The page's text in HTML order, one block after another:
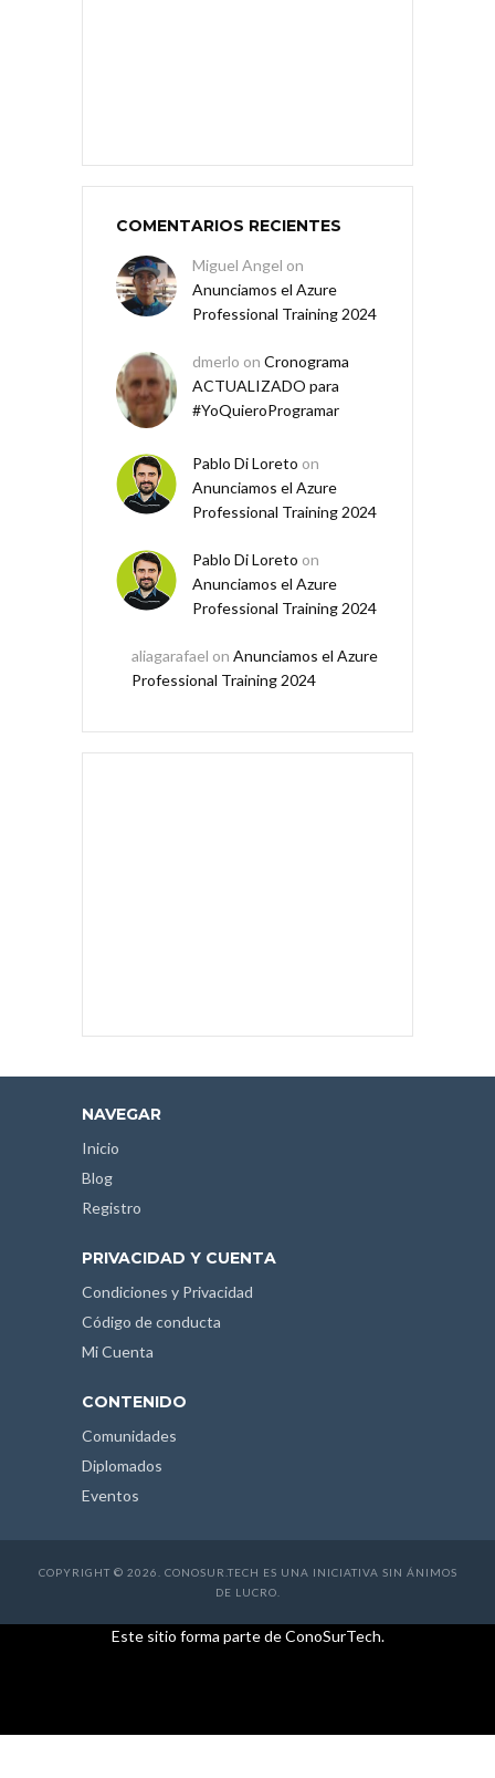
COMENTARIOS RECIENTES
Miguel Angel on
Anunciamos el Azure
Professional Training 2024
dmerlo on Cronograma
ACTUALIZADO para
#YoQuieroProgramar
Pablo Di Loreto on
Anunciamos el Azure
Professional Training 2024
Pablo Di Loreto on
Anunciamos el Azure
Professional Training 2024
aliagarafael on Anunciamos el Azure
Professional Training 2024
NAVEGAR
Inicio
Blog
Registro
PRIVACIDAD Y CUENTA
Condiciones y Privacidad
Código de conducta
Mi Cuenta
CONTENIDO
Comunidades
Diplomados
Eventos
COPYRIGHT © 2026. CONOSUR.TECH ES UNA INICIATIVA SIN ÁNIMOS
DE LUCRO.
Este sitio forma parte de ConoSurTech.